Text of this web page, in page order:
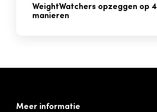
WeightWatchers opzeggen op 4
manieren
Meer informatie